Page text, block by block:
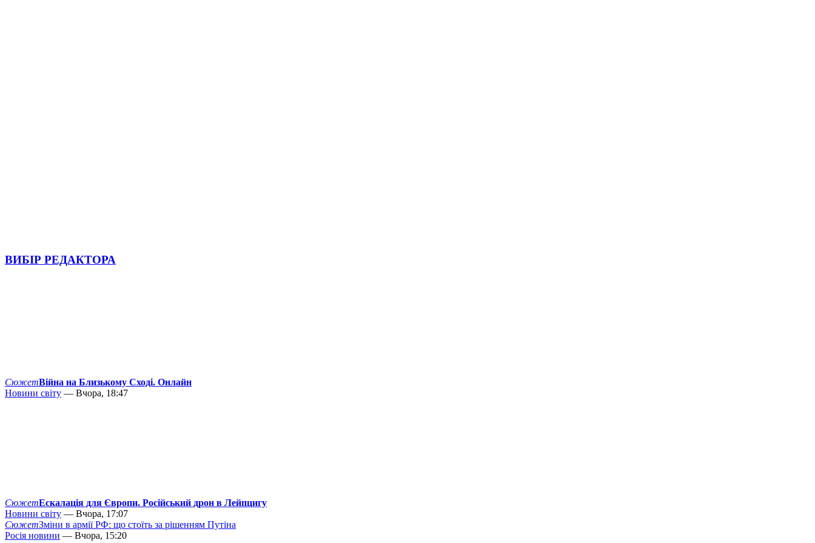
ВИБІР РЕДАКТОРА
СюжетВійна на Близькому Сході. Онлайн
Новини світу — Вчора, 18:47
СюжетЕскалація для Європи. Російський дрон в Лейпцигу
Новини світу — Вчора, 17:07
СюжетЗміни в армії РФ: що стоїть за рішенням Путіна
Росія новини — Вчора, 15:20